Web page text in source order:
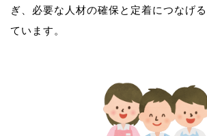
ぎ、必要な人材の確保と定着につなげ
ています。